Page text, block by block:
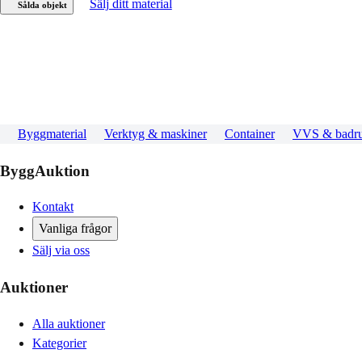
Sålda objekt Sälj ditt material
Byggmaterial Verktyg & maskiner Container VVS &
ByggAuktion
Kontakt
Vanliga frågor
Sälj via oss
Auktioner
Alla auktioner
Kategorier